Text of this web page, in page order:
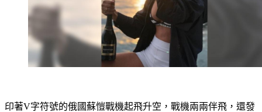
印著V字符號的俄國蘇愷戰機起飛升空，戰機兩兩伴飛，還發